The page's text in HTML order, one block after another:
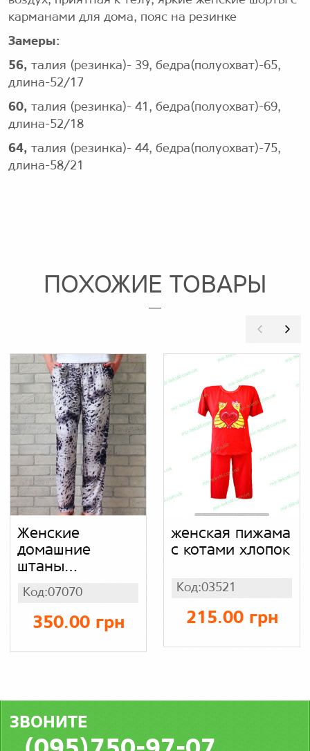
карманами для дома, пояс на резинке
Замеры:
56, талия (резинка)- 39, бедра(полуохват)-65,
длина-52/17
60, талия (резинка)- 41, бедра(полуохват)-69,
длина-52/18
64, талия (резинка)- 44, бедра(полуохват)-75,
длина-58/21
ПОХОЖИЕ ТОВАРЫ
Женские
домашние
штаны
пижамные
большого
размера батал,
с карманами
(абстракция
Код:07070
350.00 грн
женская пижама
с котами хлопок
Код:03521
215.00 грн
ЗВОНИТЕ